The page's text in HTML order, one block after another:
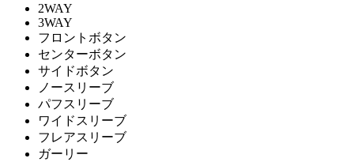
2WAY
3WAY
フロントボタン
センターボタン
サイドボタン
ノースリーブ
パフスリーブ
ワイドスリーブ
フレアスリーブ
ガーリー